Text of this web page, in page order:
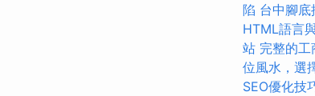
陷 台中腳底
HTML語言
站 完整的
位風水，選
SEO優化技